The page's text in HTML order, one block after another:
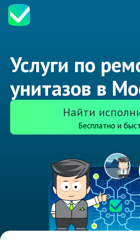
Услуги по
унитазов в
Найти
Бесплатно и